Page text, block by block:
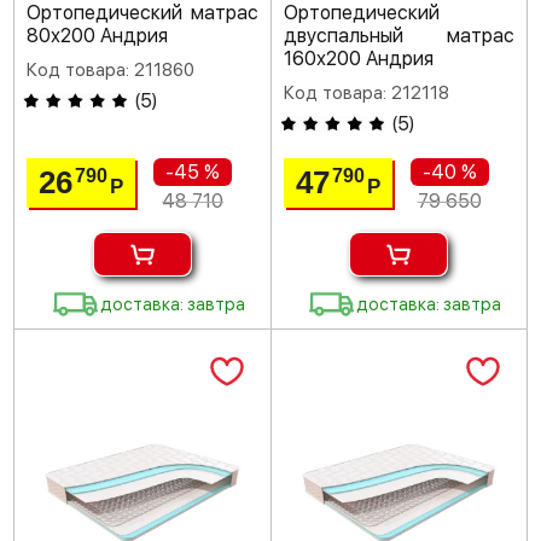
Ортопедический матрас
80х200 Андрия
Код товара: 211860
(5)
26790Р
-45 %
48 710
доставка: завтра
Ортопедический
двуспальный матрас
160х200 Андрия
Код товара: 212118
(5)
47790 Р
-40 %
79 650
доставка: завтра